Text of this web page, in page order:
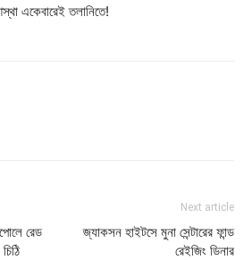
একেবারেই তলানিতে!
রেড
Next article
জ্যাকসন হাইটসে মুনা সেন্টারের ফান্ড
রেইজিং ডিনার